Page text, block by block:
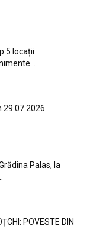
5 locații
29.07.2026
Palas, la
POVESTE DIN